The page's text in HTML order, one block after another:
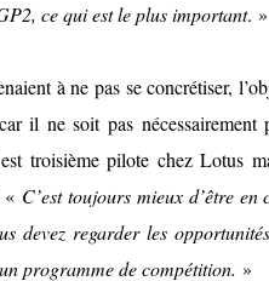
ce qui est le plus important. »
à ne pas se concrétiser,
il ne soit pas nécessairement
troisième pilote chez Lotus
« C’est toujours mieux d’être en
devez regarder les
programme de compétition. »